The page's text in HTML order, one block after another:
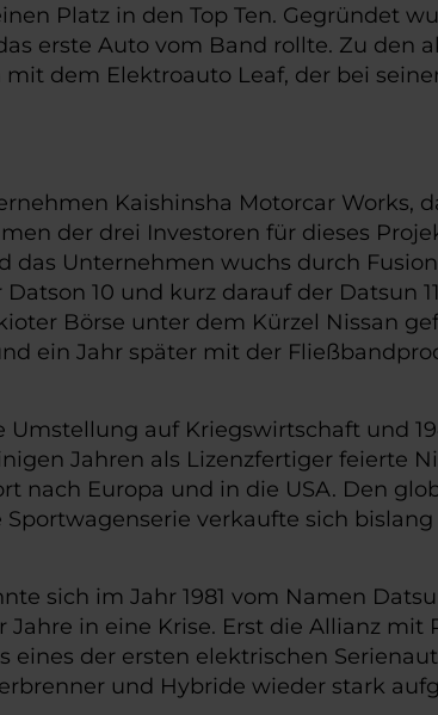
Platz in den Top Ten. Gegründet
erste Auto vom Band rollte. Zu den
dem Elektroauto Leaf, der bei
Kaishinsha Motorcar Works,
der drei Investoren für dieses
Unternehmen wuchs durch
10 und kurz darauf der Datsun
Börse unter dem Kürzel Nissan
ein Jahr später mit der
auf Kriegswirtschaft und
Jahren als Lizenzfertiger feierte
nach Europa und in die USA. Den
verkaufte sich
sich im Jahr 1981 vom Namen
in eine Krise. Erst die Allianz mit
der ersten elektrischen
und Hybride wieder stark